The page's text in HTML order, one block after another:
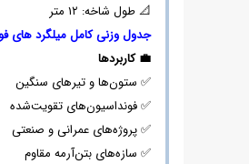
عوامل
تاثیرگذار
قیمت
میلگرد
آجدار
📐 طول شاخه: ۱۲ متر
جدول وزنی کامل میلگرد های
💼 کاربردها
✅ ستون‌ها و تیرهای سنگین
✅ فونداسیون‌های تقویت‌شده
✅ پروژه‌های عمرانی و صنعتی
✅ سازه‌های بتن‌آرمه مقاوم